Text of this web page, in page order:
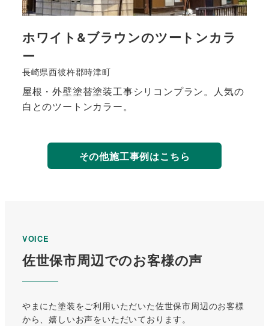
ホワイト&ブラウンのツートンカラ
ー
長崎県西彼杵郡時津町
屋根・外壁塗替塗装工事シリコンプラン。人気の
白とのツートンカラー。
詳
細
その他施工事例はこちら
VOICE
佐世保市周辺でのお客様の声
やまにた塗装をご利用いただいた佐世保市周辺のお客様
から、嬉しいお声をいただいております。